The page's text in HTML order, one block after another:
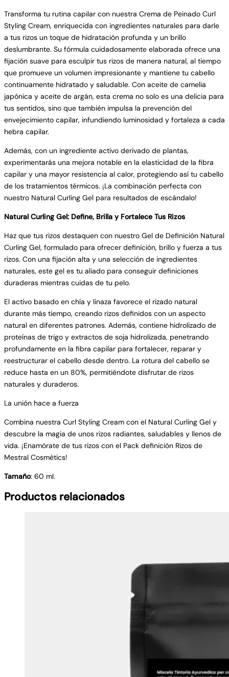
Transforma tu rutina capilar con nuestra Crema de Peinado Curl
Styling Cream, enriquecida con ingredientes naturales para darle
a tus rizos un toque de hidratación profunda y un brillo
deslumbrante. Su fórmula cuidadosamente elaborada ofrece una
fijación suave para esculpir tus rizos de manera natural, al tiempo
que promueve un volumen impresionante y mantiene tu cabello
continuamente hidratado y saludable. Con aceite de camelia
japónica y aceite de argán, esta crema no solo es una delicia para
tus sentidos, sino que también impulsa la prevención del
envejecimiento capilar, infundiendo luminosidad y fortaleza a cada
hebra capilar.
Además, con un ingrediente activo derivado de plantas,
experimentarás una mejora notable en la elasticidad de la fibra
capilar y una mayor resistencia al calor, protegiendo así tu cabello
de los tratamientos térmicos. ¡La combinación perfecta con
nuestro Natural Curling Gel para resultados de escándalo!
Natural Curling Gel: Define, Brilla y Fortalece Tus Rizos
Haz que tus rizos destaquen con nuestro Gel de Definición Natural
Curling Gel, formulado para ofrecer definición, brillo y fuerza a tus
rizos. Con una fijación alta y una selección de ingredientes
naturales, este gel es tu aliado para conseguir definiciones
duraderas mientras cuidas de tu pelo.
El activo basado en chía y linaza favorece el rizado natural
durante más tiempo, creando rizos definidos con un aspecto
natural en diferentes patrones. Además, contiene hidrolizado de
proteínas de trigo y extractos de soja hidrolizada, penetrando
profundamente en la fibra capilar para fortalecer, reparar y
reestructurar el cabello desde dentro. La rotura del cabello se
reduce hasta en un 80%, permitiéndote disfrutar de rizos
naturales y duraderos.
La unión hace a fuerza
Combina nuestra Curl Styling Cream con el Natural Curling Gel y
descubre la magia de unos rizos radiantes, saludables y llenos de
vida. ¡Enamórate de tus rizos con el Pack definición Rizos de
Mestral Cosmètics!
Tamaño: 60 ml.
Productos relacionados